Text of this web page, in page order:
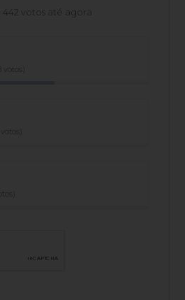
442 votos até agora
votos)
votos)